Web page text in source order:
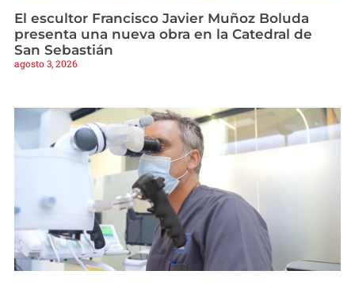
El escultor Francisco Javier Muñoz Boluda
presenta una nueva obra en la Catedral de
San Sebastián
agosto 3, 2026